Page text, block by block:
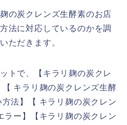
の炭クレンズ生酵素のお店
法に対応しているのかを調
ただきます。
トで、【キラリ麹の炭クレ
キラリ麹の炭クレンズ生酵
法】【 キラリ麹の炭クレン
ラー】【キラリ麹の炭クレン